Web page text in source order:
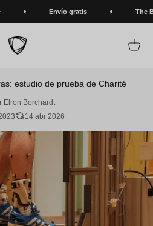
Envío gratis The
BETTERGUARDS
Abrir
estudio de prueba de Charité
Elron Borchardt
14 abr 2026